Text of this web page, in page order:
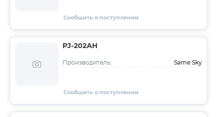
Сообщить о поступлении
PJ-202AH
Производитель: Same Sky
Сообщить о поступлении